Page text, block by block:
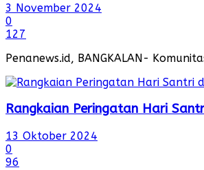
3 November 2024
0
127
Penanews.id, BANGKALAN-
Rangkaian Peringatan Hari
13 Oktober 2024
0
96